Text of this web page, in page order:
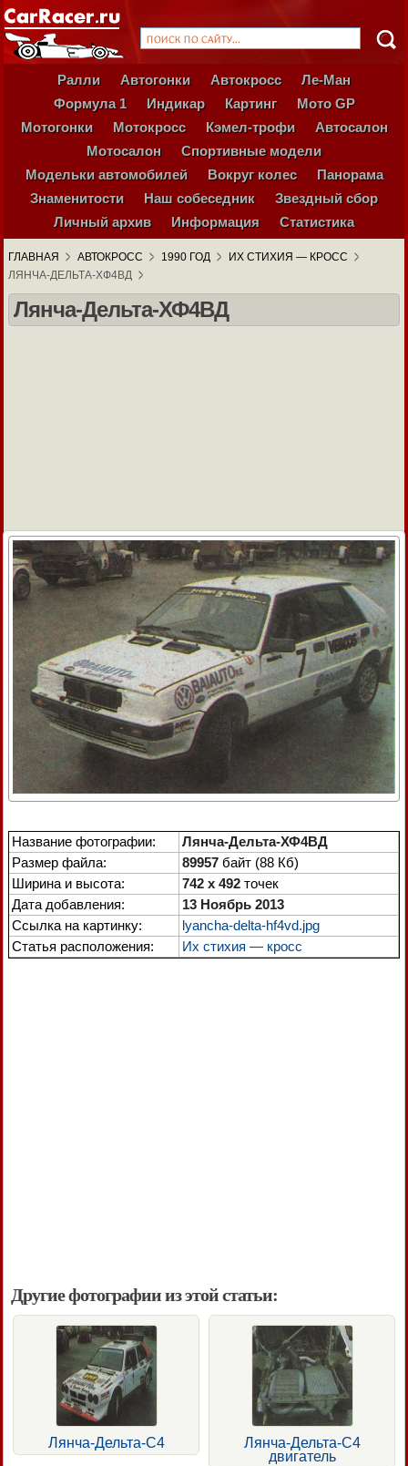
Ралли Автогонки Автокросс
Ле-Ман
Формула 1
Индикар Картинг
Мото GP
Мотогонки
Мотокросс Кэмел-трофи
Автосалон
Мотосалон
Спортивные модели
Модельки автомобилей
Вокруг колес
Панорама
Знаменитости
Наш собеседник
Звездный сбор
Личный архив
Информация Статистика
ГЛАВНАЯ АВТОКРОСС 1990 ГОД
ИХ СТИХИЯ — КРОСС
ЛЯНЧА-ДЕЛЬТА-ХФ4ВД
Лянча-Дельта-ХФ4ВД
Название фотографии:
Лянча-Дельта-ХФ4ВД
Размер файла:
89957 байт (88 Кб)
Ширина и высота:
742 x 492 точек
Дата добавления:
13 Ноябрь 2013
Ссылка на картинку:
lyancha-delta-hf4vd.jpg
Статья расположения:
Их стихия — кросс
Другие фотографии из этой статьи:
Лянча-Дельта-С4
Лянча-Дельта-С4
двигатель